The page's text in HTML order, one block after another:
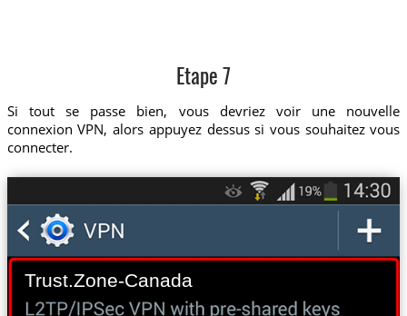
Etape 7
Si tout se passe bien, vous devriez voir une nouvelle
connexion VPN, alors appuyez dessus si vous souhaitez vous
connecter.
Trust.Zone-Canada